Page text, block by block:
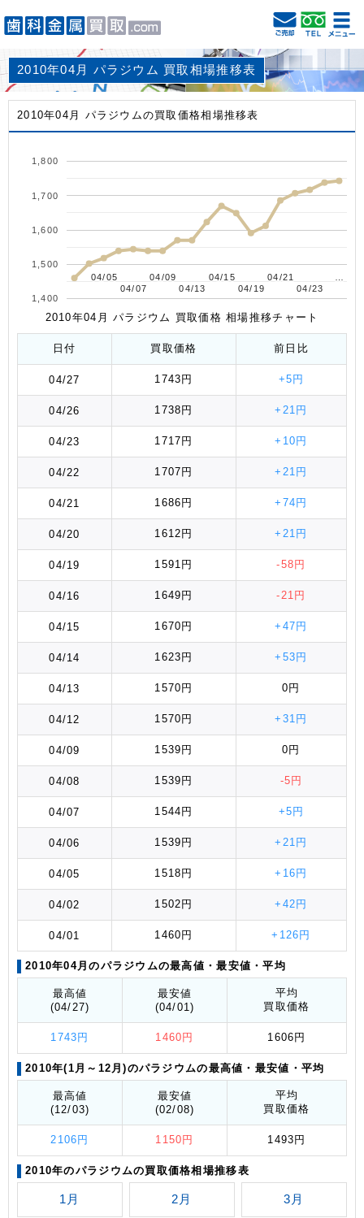
2010年04月 パラジウム 買取相場推移表
2010年04月 パラジウムの買取価格相場推移表
04/05
04/05
04/07
04/07
04/09
04/09
04/13
04/13
04/15
04/15
04/19
04/19
04/21
04/21
04/23
04/23
1,400
1,500
1,600
1,700
1,800
2010年04月 パラジウム 買取価格 相場推移チャート
日付 買取価格 前日比
04/27 1743円 +5円
04/26 1738円 +21円
04/23 1717円 +10円
04/22 1707円 +21円
04/21 1686円 +74円
04/20 1612円 +21円
04/19 1591円 -58円
04/16 1649円 -21円
04/15 1670円 +47円
04/14 1623円 +53円
04/13 1570円 0円
04/12 1570円 +31円
04/09 1539円 0円
04/08 1539円 -5円
04/07 1544円 +5円
04/06 1539円 +21円
04/05 1518円 +16円
04/02 1502円 +42円
04/01 1460円 +126円
2010年04月のパラジウムの最高値 ・最安値 ・平均
最高値
(04/27)
最安値
(04/01)
平均
買取価格
1743円 1460円 1606円
2010年(1月～12月)のパラジウムの最高値 ・最安値 ・平均
最高値
(12/03)
最安値
(02/08)
平均
買取価格
2106円 1150円 1493円
2010年のパラジウムの買取価格相場推移表
1月 2月 3月